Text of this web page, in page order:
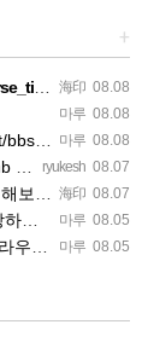
+
海印 08.08
마루 08.08
마루 08.08
ryukesh 08.07
…
海印 08.07
고.....…
마루 08.05
요.
마루 08.05
세요